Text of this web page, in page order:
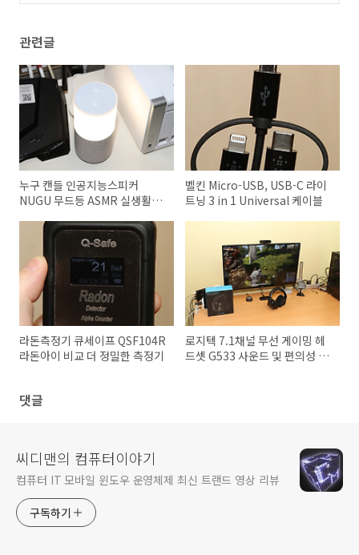
관련글
누구 캔들 인공지능스피커
NUGU 무드등 ASMR 실생활에
벨킨 Micro-USB, USB-C 라이
트닝 3 in 1 Universal 케이블
라돈측정기 큐세이프 QSF104R
라돈아이 비교 더 정밀한 측정기
로지텍 7.1채널 무선 게이밍 헤
드셋 G533 사운드 및 편의성 게
댓글
씨디맨의 컴퓨터이야기
컴퓨터 IT 모바일 윈도우 운영체제 최신 트랜드 영상 리뷰
구독하기